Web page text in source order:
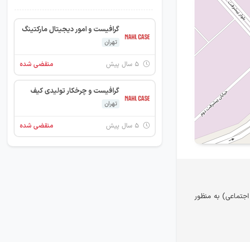
به منظور
گرافیست و امور دیجیتال مارکتینگ
تهران
منقضی شده
گرافیست و چرخکار تولیدی کیف
تهران
منقضی شده